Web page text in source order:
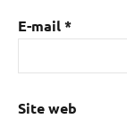
E-mail*
Site web